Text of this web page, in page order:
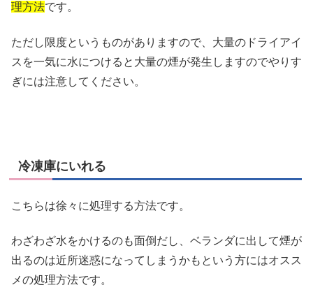
理方法です。
ただし限度というものがありますので、大量のドライアイ
スを一気に水につけると大量の煙が発生しますのでやりす
ぎには注意してください。
冷凍庫にいれる
こちらは徐々に処理する方法です。
わざわざ水をかけるのも面倒だし、ベランダに出して煙が
出るのは近所迷惑になってしまうかもという方にはオスス
メの処理方法です。